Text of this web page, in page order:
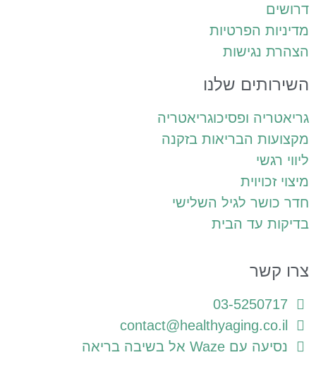
הפרטיות
נגישות
שלנו
ופסיכוגריאטריה
הבריאות בזקנה
רגשי
זכויוית
כושר לגיל השלישי
עד הבית
קשר
03-5250717
contact@healthyaging.co.il
נסיעה עם Waze אל בשיבה בריאה